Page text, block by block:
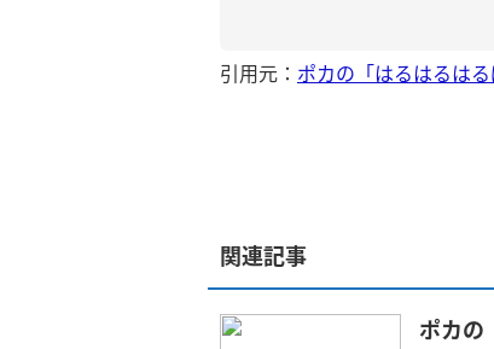
引用元： ポカの「はるはるはる
関連記事
ポカの